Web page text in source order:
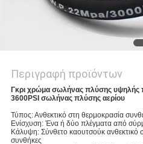
Περιγραφή προϊόντων
Γκρι χρώμα σωλήνας πλύσης υψηλής
3600PSI σωλήνας πλύσης αερίου
Τύπος: Ανθεκτικό στη θερμοκρασία
Ενίσχυση: Ένα ή δύο πλέγματα από
Κάλυψη: Σύνθετο καουτσούκ ανθεκτικό
συνθήκες